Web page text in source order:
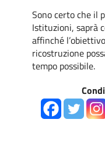
Sono certo che il
Istituzioni, saprà
affinché
ricostruzione
tempo possibile.